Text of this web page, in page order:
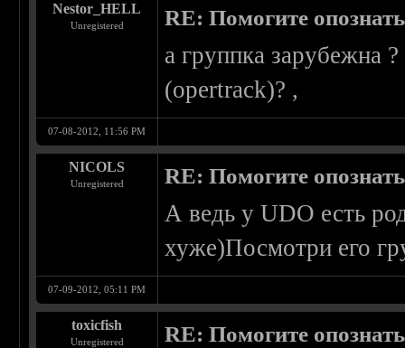
Nestor_HELL
Unregistered RE: Помогите
а группка зарубежна
(opertrack)? ,
07-08-2012, 11:56 PM
NICOLS
Unregistered RE: Помогите
А ведь у UDO есть
хуже)Посмотри его
07-09-2012, 05:11 PM
toxicfish
Unregistered RE: Помогите